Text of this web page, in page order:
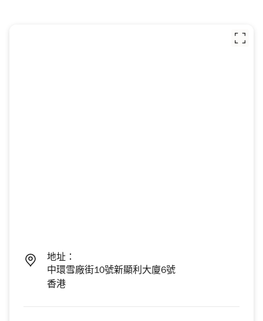
地址：
中環雪廠街10號新顯利大廈6號
香港